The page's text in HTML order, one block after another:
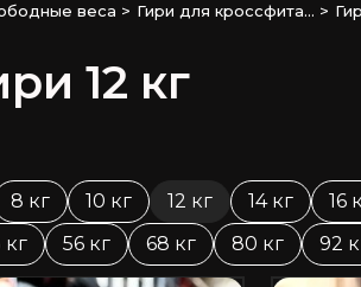
веса > Гири для кроссфита... >
12 кг
8 кг 10 кг 12 кг 14 кг 16
кг 56 кг 68 кг 80 кг 92